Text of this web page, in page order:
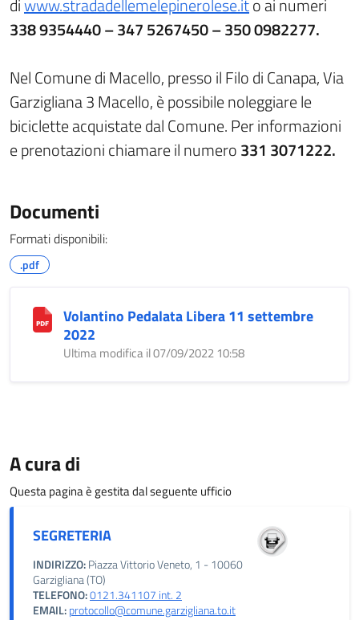
diwww.stradadellemelepinerolese.ito ai numeri
338 9354440 – 347 5267450 –350 0982277.
Nel Comune di Macello, presso il Filo di Canapa, Via
Garzigliana 3 Macello, è possibile noleggiare le
biciclette acquistate dal Comune. Per informazioni
e prenotazioni chiamare il numero331 3071222.
Documenti
Formati disponibili:
.pdf
Volantino Pedalata Libera 11 settembre
2022
Ultima modifica il 07/09/2022 10:58
A cura di
Questa pagina è gestita dal seguente ufficio
SEGRETERIA
INDIRIZZO:Piazza Vittorio Veneto, 1 - 10060
Garzigliana (TO)
TELEFONO:0121.341107 int. 2
EMAIL:protocollo@comune.garzigliana.to.it